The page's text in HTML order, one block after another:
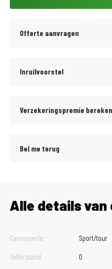
Offerte aanvragen
Inruilvoorstel
Verzekeringspremie
Bel me terug
Alle details van
Carrosserie
Sport/tour
Tellerstand
0